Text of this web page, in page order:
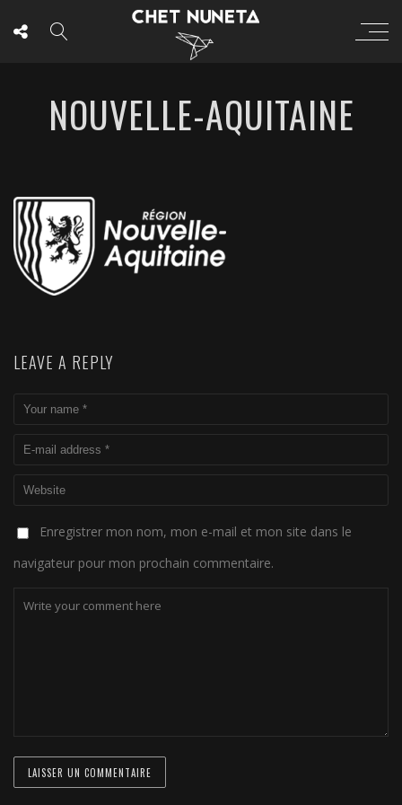
NOUVELLE-AQUITAINE
LEAVE A REPLY
Enregistrer mon nom, mon e-mail et mon site dans le
navigateur pour mon prochain commentaire.